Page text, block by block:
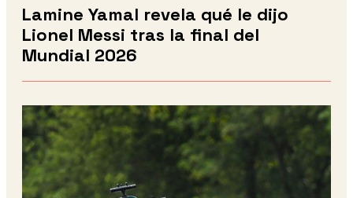
Lamine Yamal revela qué le dijo
Lionel Messi tras la final del
Mundial 2026